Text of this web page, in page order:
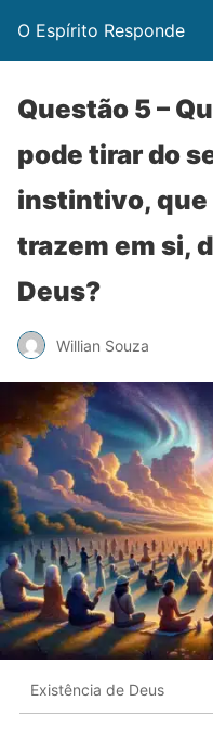
O Espírito Responde
Questão 5 –
pode tirar do
instintivo, que
trazem em si,
Deus?
Willian Souza
Existência de Deus